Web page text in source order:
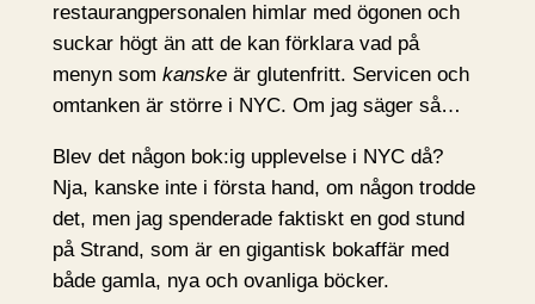
restaurangpersonalen himlar med ögonen och
suckar högt än att de kan förklara vad på
menyn som kanskeär glutenfritt. Servicen och
omtanken är större i NYC. Om jag säger så…
Blev det någon bok:ig upplevelse i NYC då?
Nja, kanske inte i första hand, om någon trodde
det, men jag spenderade faktiskt en god stund
på Strand, som är en gigantisk bokaffär med
både gamla, nya och ovanliga böcker.